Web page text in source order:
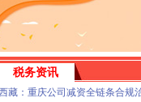
税务资讯
藏：重庆公司减资全链条合规